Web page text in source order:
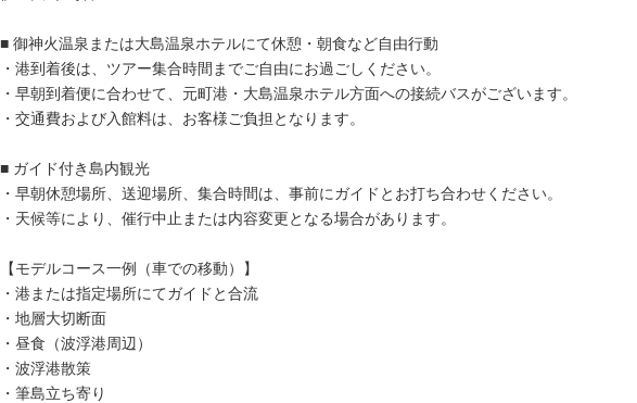
■ 御神火温泉または大島温泉ホテルにて休憩・朝食など自由行動
・港到着後は、ツアー集合時間までご自由にお過ごしください。
・早朝到着便に合わせて、元町港・大島温泉ホテル方面への接続バスがございます。
・交通費および入館料は、お客様ご負担となります。
■ ガイド付き島内観光
・早朝休憩場所、送迎場所、集合時間は、事前にガイドとお打ち合わせください。
・天候等により、催行中止または内容変更となる場合があります。
【モデルコース一例（車での移動）】
・港または指定場所にてガイドと合流
・地層大切断面
・昼食（波浮港周辺）
・波浮港散策
・筆島立ち寄り